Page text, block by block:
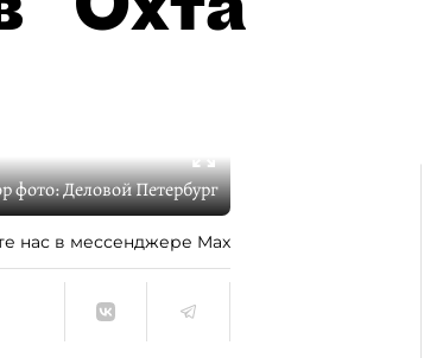
фото:Деловой Петербург
нас в мессенджере Max